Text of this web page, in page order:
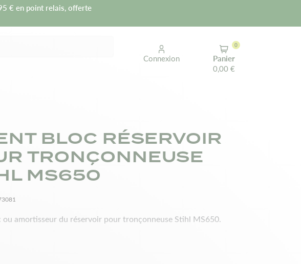
€ en point relais, offerte
Connexion
Panier
0,00 €
0
BLOC RÉSERVOIR
TRONÇONNEUSE
MS650
ou amortisseur du réservoir pour tronçonneuse Stihl MS650.